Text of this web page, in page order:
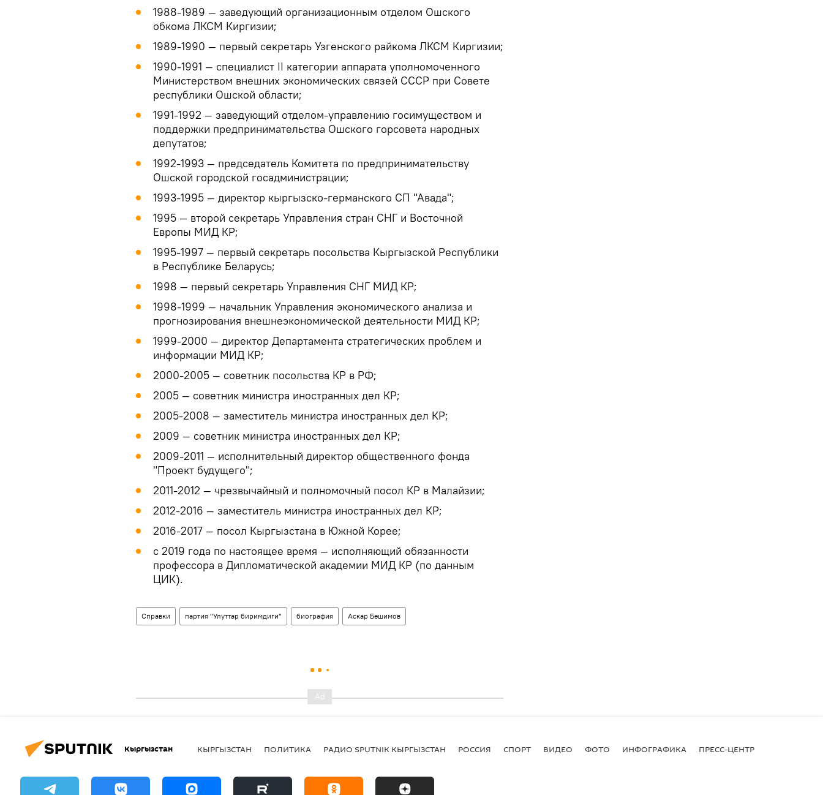
1988-1989 — заведующий организационным отделом Ошского
обкома ЛКСМ Киргизии;
1989-1990 — первый секретарь Узгенского райкома ЛКСМ Киргизии;
1990-1991 — специалист II категории аппарата уполномоченного
Министерством внешних экономических связей СССР при Совете
республики Ошской области;
1991-1992 — заведующий отделом-управлению госимуществом и
поддержки предпринимательства Ошского горсовета народных
депутатов;
1992-1993 — председатель Комитета по предпринимательству
Ошской городской госадминистрации;
1993-1995 — директор кыргызско-германского СП "Авада";
1995 — второй секретарь Управления стран СНГ и Восточной
Европы МИД КР;
1995-1997 — первый секретарь посольства Кыргызской Республики
в Республике Беларусь;
1998 — первый секретарь Управления СНГ МИД КР;
1998-1999 — начальник Управления экономического анализа и
прогнозирования внешнеэкономической деятельности МИД КР;
1999-2000 — директор Департамента стратегических проблем и
информации МИД КР;
2000-2005 — советник посольства КР в РФ;
2005 — советник министра иностранных дел КР;
2005-2008 — заместитель министра иностранных дел КР;
2009 — советник министра иностранных дел КР;
2009-2011 — исполнительный директор общественного фонда
"Проект будущего";
2011-2012 — чрезвычайный и полномочный посол КР в Малайзии;
2012-2016 — заместитель министра иностранных дел КР;
2016-2017 — посол Кыргызстана в Южной Корее;
с 2019 года по настоящее время — исполняющий обязанности
профессора в Дипломатической академии МИД КР (по данным
ЦИК).
Справки партия "Улуттар биримдиги" биография Аскар Бешимов
Кыргызстан КЫРГЫЗСТАН ПОЛИТИКА РАДИО SPUTNIK КЫРГЫЗСТАН РОССИЯ СПОРТ ВИДЕО ФОТО ИНФОГРАФИКА ПРЕСС-ЦЕНТР